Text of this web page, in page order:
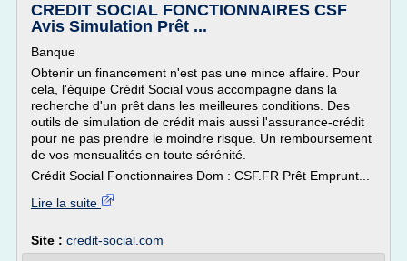
CREDIT SOCIAL FONCTIONNAIRES CSF
Avis Simulation Prêt ...
Banque
Obtenir un financement n'est pas une mince affaire. Pour
cela, l'équipe Crédit Social vous accompagne dans la
recherche d'un prêt dans les meilleures conditions. Des
outils de simulation de crédit mais aussi l'assurance-crédit
pour ne pas prendre le moindre risque. Un remboursement
de vos mensualités en toute sérénité.
Crédit Social Fonctionnaires Dom : CSF.FR Prêt Emprunt...
Lire la suite
Site : credit-social.com